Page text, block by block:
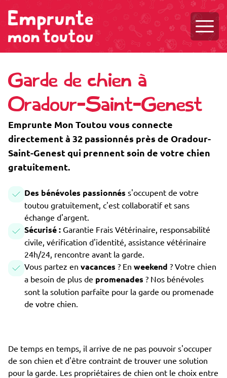
Garde de chien à
Oradour-Saint-Genest
Emprunte Mon Toutou vous connecte
directement à 32 passionnés près de Oradour-
Saint-Genest qui prennent soin de votre chien
gratuitement.
Des bénévoles passionnés s'occupent de votre
toutou gratuitement, c'est collaboratif et sans
échange d'argent.
Sécurisé : Garantie Frais Vétérinaire, responsabilité
civile, vérification d'identité, assistance vétérinaire
24h/24, rencontre avant la garde.
Vous partez en vacances ? En weekend ? Votre chien
a besoin de plus de promenades ? Nos bénévoles
sont la solution parfaite pour la garde ou promenade
de votre chien.
De temps en temps, il arrive de ne pas pouvoir s'occuper
de son chien et d'être contraint de trouver une solution
pour la garde. Les propriétaires de chien ont le choix entre